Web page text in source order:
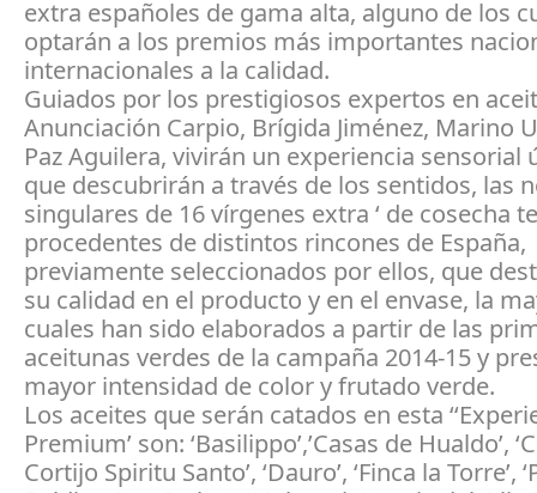
extra españoles de gama alta, alguno de los
optarán a los premios más importantes
internacionales a la calidad.
Guiados por los prestigiosos expertos en
Anunciación Carpio, Brígida Jiménez, Marino
Paz Aguilera, vivirán un experiencia sensorial
que descubrirán a través de los sentidos, las
singulares de 16 vírgenes extra ‘ de cosecha
procedentes de distintos rincones de España,
previamente seleccionados por ellos, que
su calidad en el producto y en el envase, la
cuales han sido elaborados a partir de las
aceitunas verdes de la campaña 2014-15 y
mayor intensidad de color y frutado verde.
Los aceites que serán catados en esta
Premium’ son: ‘Basilippo’,’Casas de Hualdo’,
Cortijo Spiritu Santo’, ‘Dauro’, ‘Finca la Torre’,